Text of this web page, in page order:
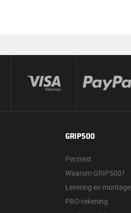
GRIP500
Perstest
Waarom GRIP500?
Levering en montage
PRO-rekening